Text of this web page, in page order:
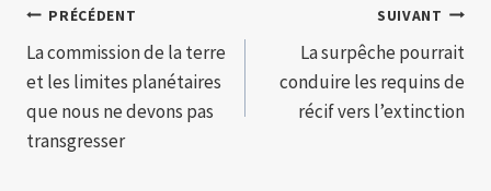
Navigation
de
l’article
PRÉCÉDENT
La commission de la terre
et les limites planétaires
que nous ne devons pas
transgresser
SUIVANT
La surpêche pourrait
conduire les requins de
récif vers l’extinction